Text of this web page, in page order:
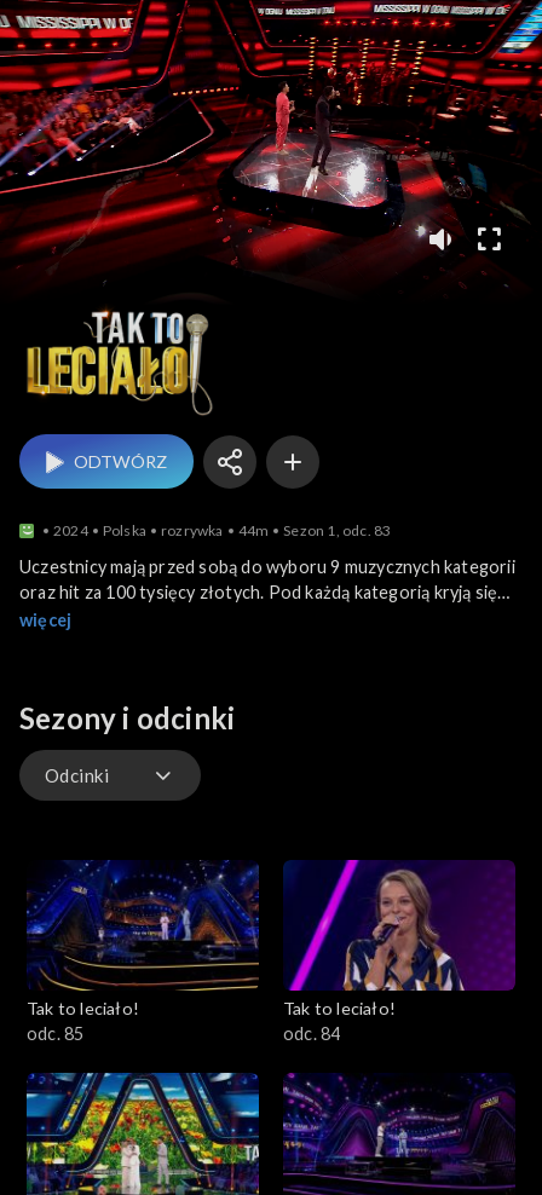
Tak to leciało!
ODTWÓRZ
2024 Polska rozrywka 44m Sezon 1, odc. 83
Uczestnicy mają przed sobą do wyboru 9 muzycznych kategorii
oraz hit za 100 tysięcy złotych. Pod każdą kategorią kryją się
dwie piosenki. Gracz wybiera jedną z nich i śpiewa przy
uzupełnienia tekstu. Jeśli uczestnik prawidłowo dośpiewa
brakujące wyrazy, przechodzi dalej.
więcej
Sezony i odcinki
Odcinki
Tak to leciało!
odc. 85
Tak to leciało!
odc. 84